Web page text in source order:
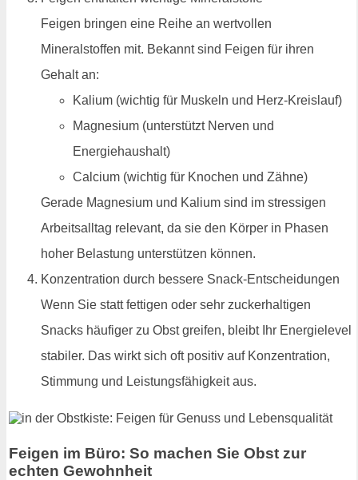
Feigen bringen eine Reihe an wertvollen
Mineralstoffen mit. Bekannt sind Feigen für ihren
Gehalt an:
Kalium (wichtig für Muskeln und Herz-Kreislauf)
Magnesium (unterstützt Nerven und
Energiehaushalt)
Calcium (wichtig für Knochen und Zähne)
Gerade Magnesium und Kalium sind im stressigen
Arbeitsalltag relevant, da sie den Körper in Phasen
hoher Belastung unterstützen können.
Konzentration durch bessere Snack-Entscheidungen
Wenn Sie statt fettigen oder sehr zuckerhaltigen
Snacks häufiger zu Obst greifen, bleibt Ihr Energielevel
stabiler. Das wirkt sich oft positiv auf Konzentration,
Stimmung und Leistungsfähigkeit aus.
Feigen im Büro: So machen Sie Obst zur
echten Gewohnheit